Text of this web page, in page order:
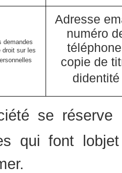
demandes
droit sur les
Adresse
numéro
copie de
didentité
se réserve
qui font